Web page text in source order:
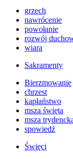
grzech
nawrócenie
powołanie
rozwój
wiara
Sakramenty
Bierzmowanie
chrzest
kapłaństwo
msza święta
msza
spowiedź
Święci